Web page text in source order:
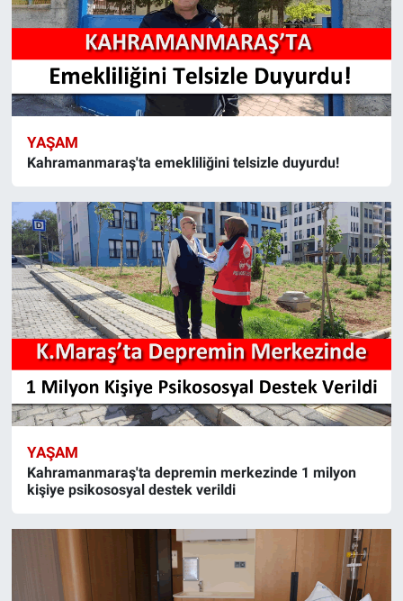
YAŞAM
Kahramanmaraş'ta emekliliğini telsizle duyurdu!
YAŞAM
Kahramanmaraş'ta depremin merkezinde 1 milyon
kişiye psikososyal destek verildi